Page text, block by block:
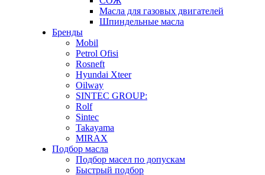
Масла для газовых двигателей
Шпиндельные масла
Бренды
Mobil
Petrol Ofisi
Rosneft
Hyundai Xteer
Oilway
SINTEC GROUP:
Rolf
Sintec
Takayama
MIRAX
Подбор масла
Подбор масел по допускам
Быстрый подбор